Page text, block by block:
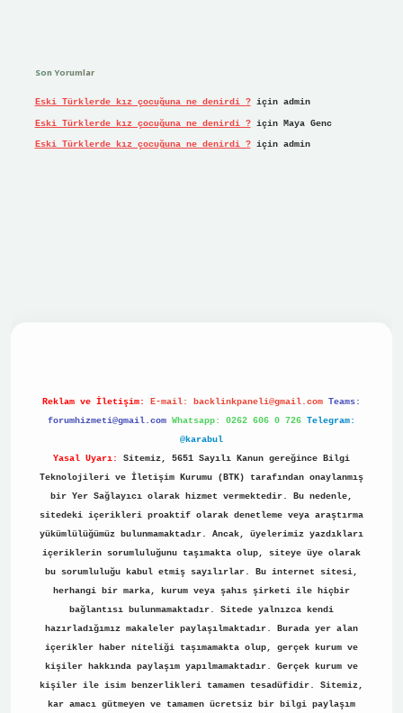
Son Yorumlar
Eski Türklerde kız çocuğuna ne denirdi ?için admin
Eski Türklerde kız çocuğuna ne denirdi ?için Maya Genc
Eski Türklerde kız çocuğuna ne denirdi ?için admin
Reklam ve İletişim: E-mail: backlinkpaneli@gmail.com Teams:
forumhizmeti@gmail.com Whatsapp: 0262 606 0 726 Telegram:
@karabul
Yasal Uyarı:
Sitemiz, 5651 Sayılı Kanun gereğince Bilgi
Teknolojileri ve İletişim Kurumu (BTK) tarafından onaylanmış
bir Yer Sağlayıcı olarak hizmet vermektedir. Bu nedenle,
sitedeki içerikleri proaktif olarak denetleme veya araştırma
yükümlülüğümüz bulunmamaktadır. Ancak, üyelerimiz yazdıkları
içeriklerin sorumluluğunu taşımakta olup, siteye üye olarak
bu sorumluluğu kabul etmiş sayılırlar. Bu internet sitesi,
herhangi bir marka, kurum veya şahıs şirketi ile hiçbir
bağlantısı bulunmamaktadır. Sitede yalnızca kendi
hazırladığımız makaleler paylaşılmaktadır. Burada yer alan
içerikler haber niteliği taşımamakta olup, gerçek kurum ve
kişiler hakkında paylaşım yapılmamaktadır. Gerçek kurum ve
kişiler ile isim benzerlikleri tamamen tesadüfidir. Sitemiz,
kar amacı gütmeyen ve tamamen ücretsiz bir bilgi paylaşım